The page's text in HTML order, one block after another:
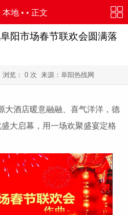
本地 • • 正文
阳市场春节联欢会圆满落
浏览： 0 次 来源：阜阳热线网
大酒店暖意融融、喜气洋洋，德
大启幕，用一场欢聚盛宴定格